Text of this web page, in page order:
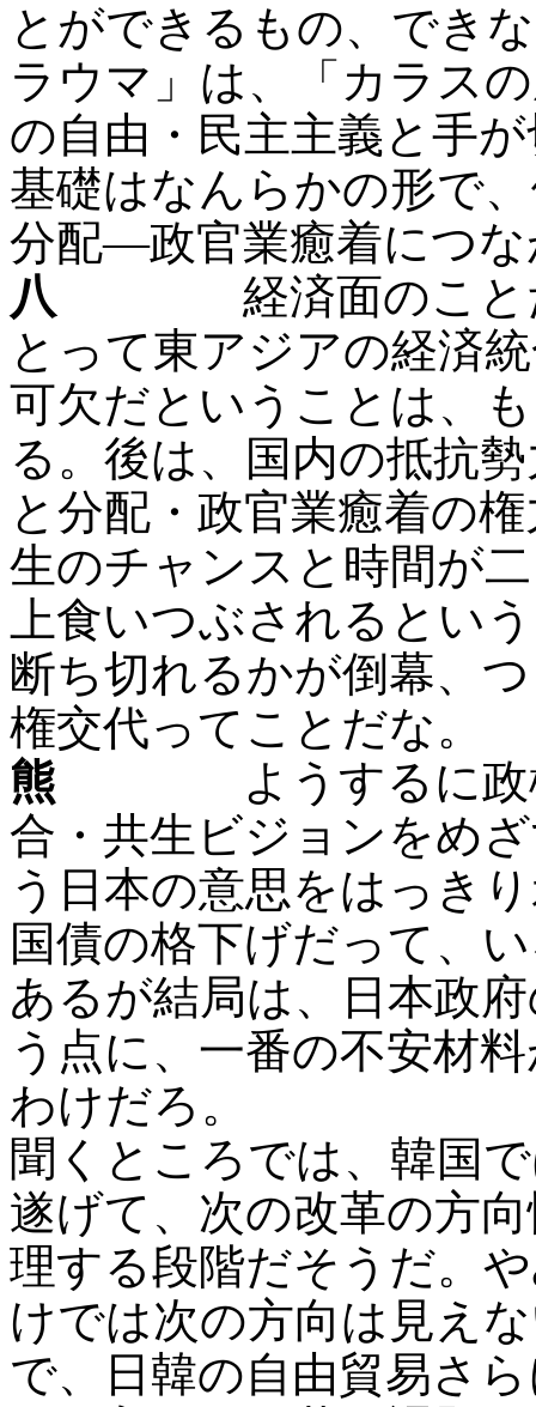
とができるもの、でき
ラウマ」は、「カラス
の自由・民主主義と手
基礎はなんらかの形で
分配―政官業癒着につ
八 経済面のことだ
とって東アジアの経済
可欠だということは、
る。後は、国内の抵抗
と分配・政官業癒着の
生のチャンスと時間が
上食いつぶされるとい
断ち切れるかが倒幕、
権交代ってことだな。
熊 ようするに政権
合・共生ビジョンをめ
う日本の意思をはっき
国債の格下げだって、
あるが結局は、日本政
う点に、一番の不安材
わけだろ。
聞くところでは、韓国
遂げて、次の改革の方
理する段階だそうだ。
けでは次の方向は見え
で、日韓の自由貿易さ